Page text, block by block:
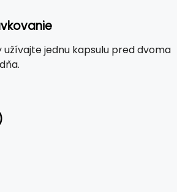
jednu kapsulu pred dvoma